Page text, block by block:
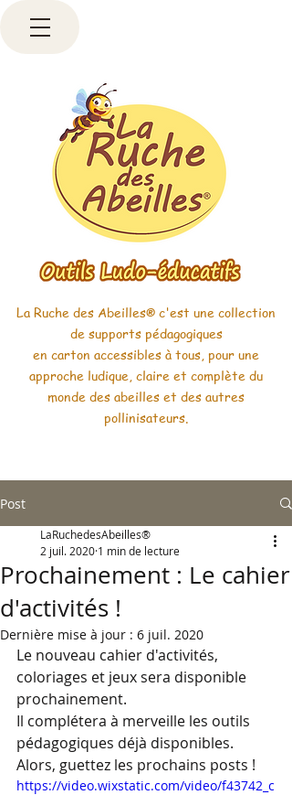
La Ruche des Abeilles® c'est une collection
de supports pédagogiques
en carton accessibles à tous, pour une
approche ludique, claire et complète du
monde des abeilles et des autres
pollinisateurs.
Post
Prochainement : Le cahier
d'activités !
LaRuchedesAbeilles®
2 juil. 2020 1 min de lecture
Dernière mise à jour : 6 juil. 2020
Le nouveau cahier d'activités,
coloriages et jeux sera disponible
prochainement.
Il complétera à merveille les outils
pédagogiques déjà disponibles.
Alors, guettez les prochains posts !
https://video.wixstatic.com/video/f43742_c